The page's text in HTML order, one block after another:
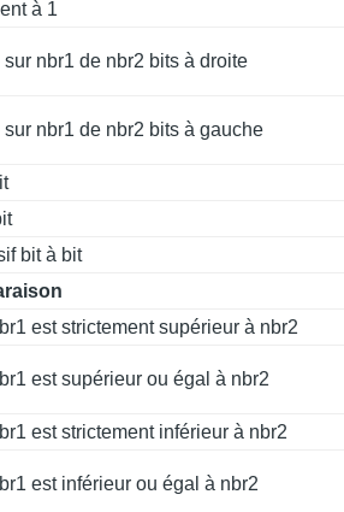
à 1
nbr1 de nbr2 bits à droite
sur nbr1 de nbr2 bits à gauche
bit à bit
est strictement supérieur à nbr2
est supérieur ou égal à nbr2
est strictement inférieur à nbr2
est inférieur ou égal à nbr2